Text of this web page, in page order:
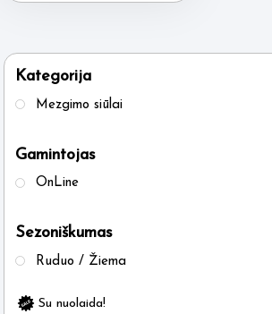
Kategorija
Mezgimo siūlai
Gamintojas
OnLine
Sezoniškumas
Ruduo / Žiema
Su nuolaida!